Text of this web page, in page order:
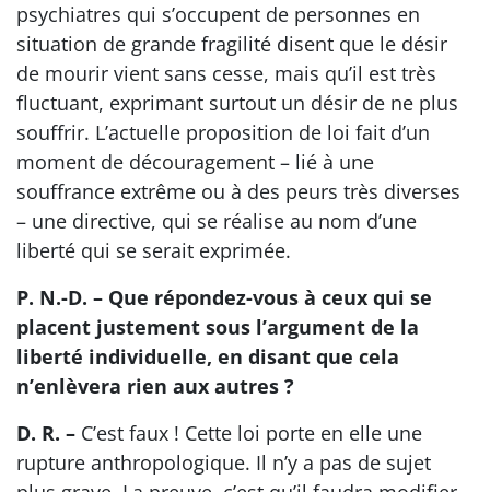
psychiatres qui s’occupent de personnes en
situation de grande fragilité disent que le désir
de mourir vient sans cesse, mais qu’il est très
fluctuant, exprimant surtout un désir de ne plus
souffrir. L’actuelle proposition de loi fait d’un
moment de découragement – lié à une
souffrance extrême ou à des peurs très diverses
– une directive, qui se réalise au nom d’une
liberté qui se serait exprimée.
P. N.-D. – Que répondez-vous à ceux qui se
placent justement sous l’argument de la
liberté individuelle, en disant que cela
n’enlèvera rien aux autres ?
D. R. – C’est faux ! Cette loi porte en elle une
rupture anthropologique. Il n’y a pas de sujet